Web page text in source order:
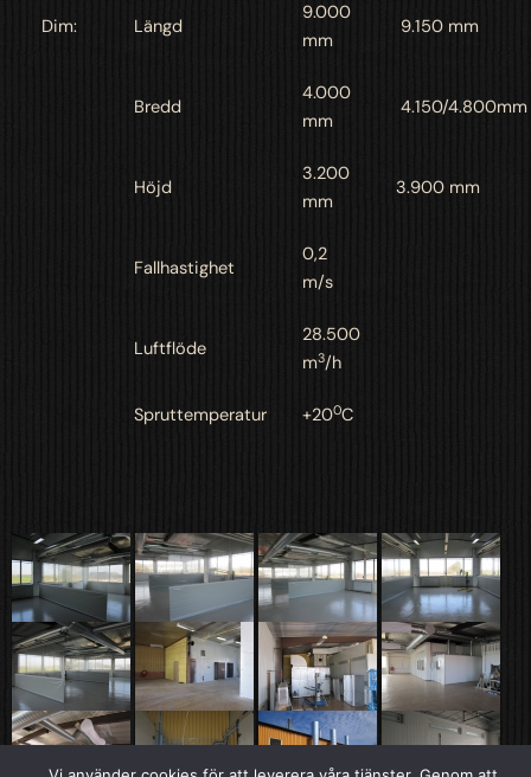
Dim: Längd
9.000
mm
9.150 mm
Bredd
4.000
mm
4.150/4.800mm
Höjd
3.200
mm
3.900 mm
Fallhastighet
0,2
m/s
Luftflöde
28.500
m3/h
Spruttemperatur +200C